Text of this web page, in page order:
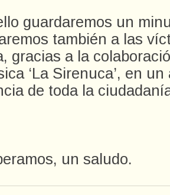
guardaremos un
también a las
gracias a la
‘La Sirenuca’, en
de toda la
un saludo.